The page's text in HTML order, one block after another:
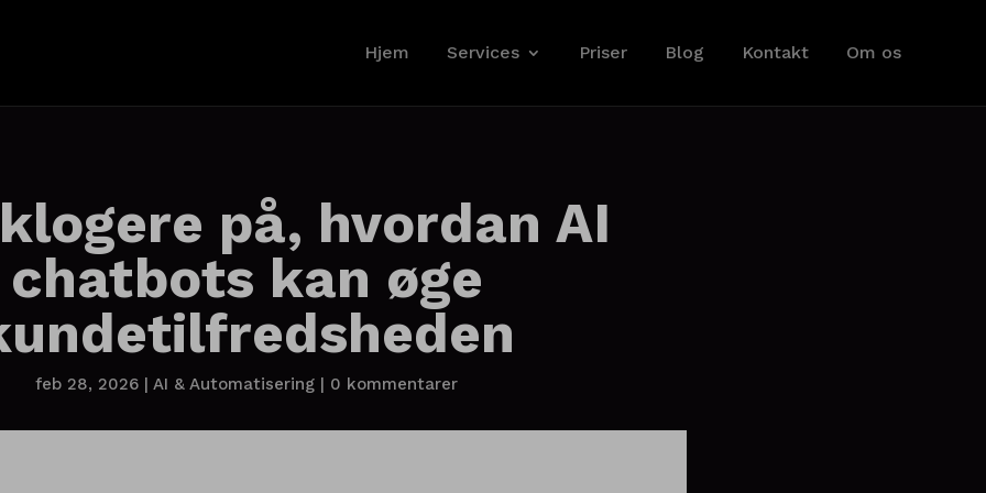
Hjem Services Priser Blog Kontakt Om os
på, hvordan AI
chatbots kan øge
feb 28, 2026 | AI & Automatisering | 0 kommentarer